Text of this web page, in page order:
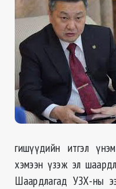
гишүүдийн итгэл
хэмээн үзэж эл
Шаардлагад УЗХ-ны